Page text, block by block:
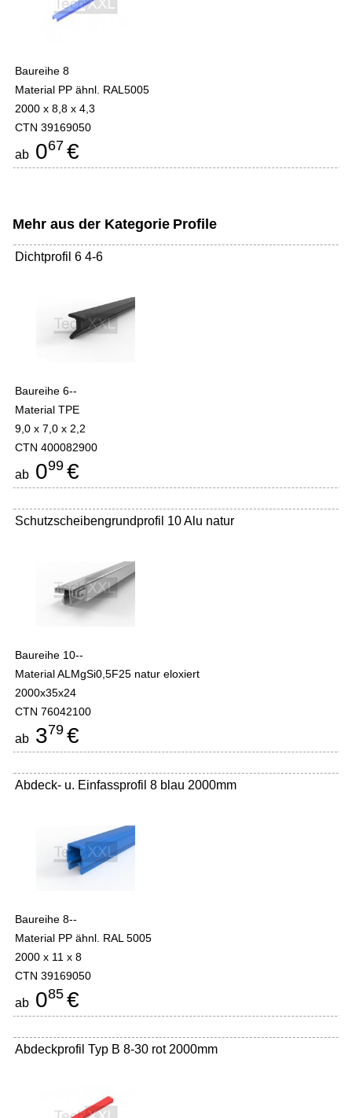
Baureihe 8
Material PP ähnl. RAL5005
2000 x 8,8 x 4,3
CTN 39169050
ab 067 €
Mehr aus der Kategorie Profile
Dichtprofil 6 4-6
Baureihe 6--
Material TPE
9,0 x 7,0 x 2,2
CTN 400082900
ab 099 €
Schutzscheibengrundprofil 10 Alu natur
Baureihe 10--
Material ALMgSi0,5F25 natur eloxiert
2000x35x24
CTN 76042100
ab 379 €
Abdeck- u. Einfassprofil 8 blau 2000mm
Baureihe 8--
Material PP ähnl. RAL 5005
2000 x 11 x 8
CTN 39169050
ab 085 €
Abdeckprofil Typ B 8-30 rot 2000mm